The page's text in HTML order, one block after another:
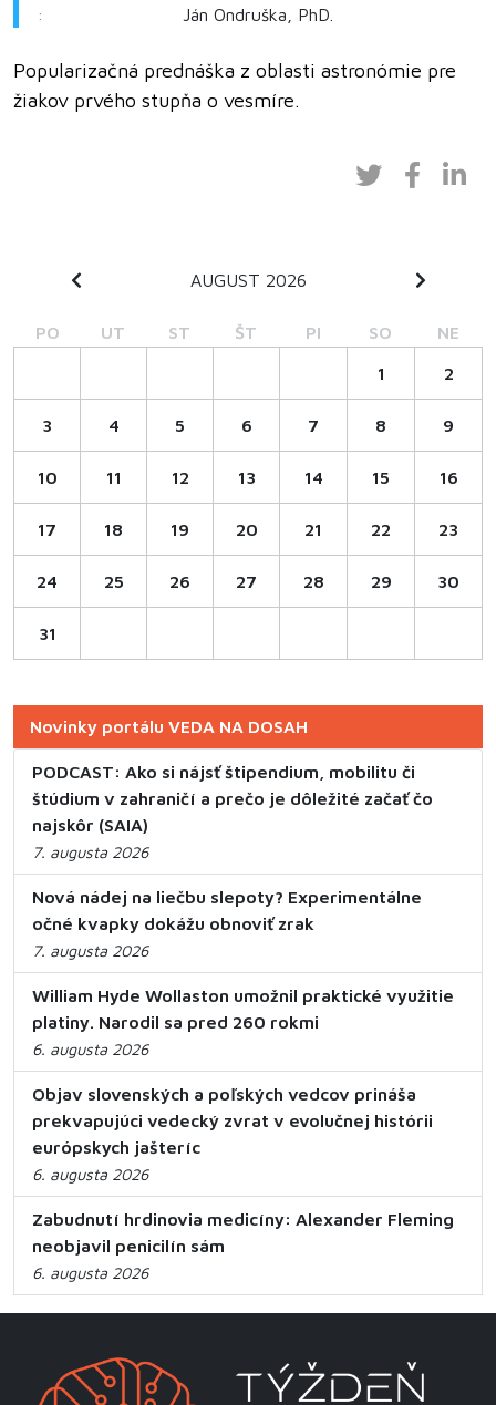
:
Ján Ondruška, PhD.
Popularizačná prednáška z oblasti astronómie pre
žiakov prvého stupňa o vesmíre.
AUGUST 2026
PO UT ST ŠT PI SO NE
1 2
3 4 5 6 7 8 9
10 11 12 13 14 15 16
17 18 19 20 21 22 23
24 25 26 27 28 29 30
31
Novinky portálu VEDA NA DOSAH
PODCAST: Ako si nájsť štipendium, mobilitu či
štúdium v zahraničí a prečo je dôležité začať čo
najskôr (SAIA)
7. augusta 2026
Nová nádej na liečbu slepoty? Experimentálne
očné kvapky dokážu obnoviť zrak
7. augusta 2026
William Hyde Wollaston umožnil praktické využitie
platiny. Narodil sa pred 260 rokmi
6. augusta 2026
Objav slovenských a poľských vedcov prináša
prekvapujúci vedecký zvrat v evolučnej histórii
európskych jašteríc
6. augusta 2026
Zabudnutí hrdinovia medicíny: Alexander Fleming
neobjavil penicilín sám
6. augusta 2026